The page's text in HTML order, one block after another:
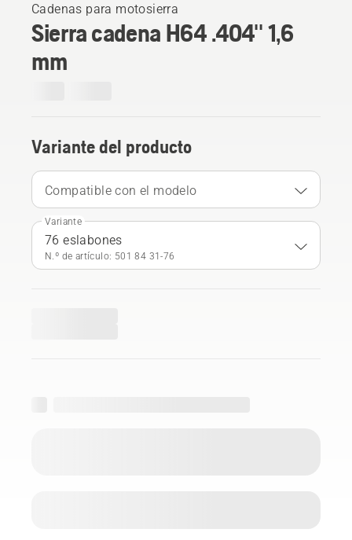
Cadenas para motosierra
Sierra cadena H64 .404'' 1,6
mm
Variante del producto
Compatible con el modelo
Variante
76 eslabones
N.º de artículo: 501 84 31‑76